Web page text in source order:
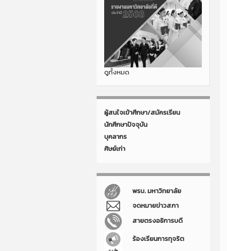
ดูทั้งหมด
ผู้สนใจเข้าศึกษา/สมัครเรียน
นักศึกษาปัจจุบัน
บุคลากร
ศิษย์เก่า
พรบ. มหาวิทยาลัย
จดหมายข่าวสภา
สายตรงอธิการบดี
ร้องเรียนการทุจริต